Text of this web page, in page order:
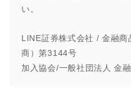
い。
LINE証券株式会社 / 金融
商）第3144号
加入協会/一般社団法人 金